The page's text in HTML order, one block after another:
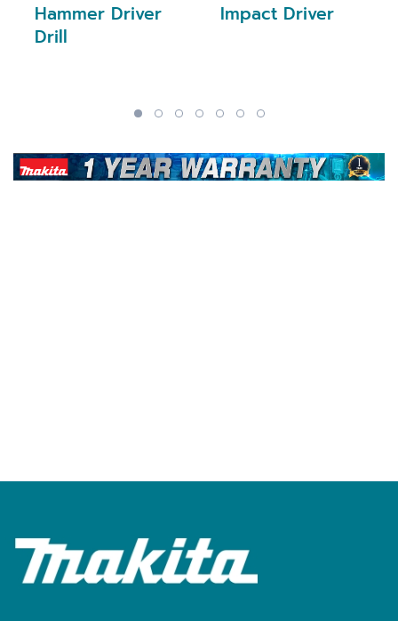
Hammer Driver
Drill
Impact Driver